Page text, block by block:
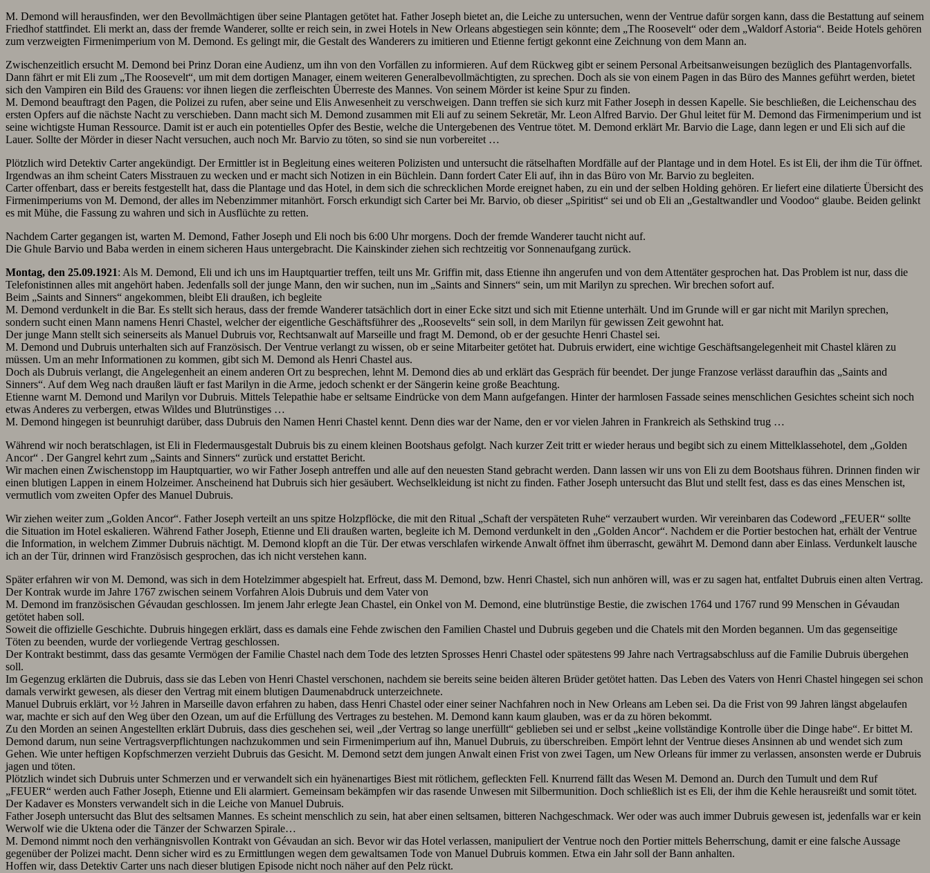
M. Demond will herausfinden, wer den Bevollmächtigen über seine Plantagen getötet hat. Father Joseph bietet an, die Leiche zu untersuchen, wenn der Ventrue dafür sorgen kann, dass die Bestattung auf seinem
Friedhof stattfindet. Eli merkt an, dass der fremde Wanderer, sollte er reich sein, in zwei Hotels in New Orleans abgestiegen sein könnte; dem „The Roosevelt“ oder dem „Waldorf Astoria“. Beide Hotels gehören
zum verzweigten Firmenimperium von M. Demond. Es gelingt mir, die Gestalt des Wanderers zu imitieren und Etienne fertigt gekonnt eine Zeichnung von dem Mann an.
Zwischenzeitlich ersucht M. Demond bei Prinz Doran eine Audienz, um ihn von den Vorfällen zu informieren. Auf dem Rückweg gibt er seinem Personal Arbeitsanweisungen bezüglich des Plantagenvorfalls.
Dann fährt er mit Eli zum „The Roosevelt“, um mit dem dortigen Manager, einem weiteren Generalbevollmächtigten, zu sprechen. Doch als sie von einem Pagen in das Büro des Mannes geführt werden, bietet
sich den Vampiren ein Bild des Grauens: vor ihnen liegen die zerfleischten Überreste des Mannes. Von seinem Mörder ist keine Spur zu finden.
M. Demond beauftragt den Pagen, die Polizei zu rufen, aber seine und Elis Anwesenheit zu verschweigen. Dann treffen sie sich kurz mit Father Joseph in dessen Kapelle. Sie beschließen, die Leichenschau des
ersten Opfers auf die nächste Nacht zu verschieben. Dann macht sich M. Demond zusammen mit Eli auf zu seinem Sekretär, Mr. Leon Alfred Barvio. Der Ghul leitet für M. Demond das Firmenimperium und ist
seine wichtigste Human Ressource. Damit ist er auch ein potentielles Opfer des Bestie, welche die Untergebenen des Ventrue tötet. M. Demond erklärt Mr. Barvio die Lage, dann legen er und Eli sich auf die
Lauer. Sollte der Mörder in dieser Nacht versuchen, auch noch Mr. Barvio zu töten, so sind sie nun vorbereitet …
Plötzlich wird Detektiv Carter angekündigt. Der Ermittler ist in Begleitung eines weiteren Polizisten und untersucht die rätselhaften Mordfälle auf der Plantage und in dem Hotel. Es ist Eli, der ihm die Tür öffnet.
Irgendwas an ihm scheint Caters Misstrauen zu wecken und er macht sich Notizen in ein Büchlein. Dann fordert Cater Eli auf, ihn in das Büro von Mr. Barvio zu begleiten.
Carter offenbart, dass er bereits festgestellt hat, dass die Plantage und das Hotel, in dem sich die schrecklichen Morde ereignet haben, zu ein und der selben Holding gehören. Er liefert eine dilatierte Übersicht des
Firmenimperiums von M. Demond, der alles im Nebenzimmer mitanhört. Forsch erkundigt sich Carter bei Mr. Barvio, ob dieser „Spiritist“ sei und ob Eli an „Gestaltwandler und Voodoo“ glaube. Beiden gelinkt
es mit Mühe, die Fassung zu wahren und sich in Ausflüchte zu retten.
Nachdem Carter gegangen ist, warten M. Demond, Father Joseph und Eli noch bis 6:00 Uhr morgens. Doch der fremde Wanderer taucht nicht auf.
Die Ghule Barvio und Baba werden in einem sicheren Haus untergebracht. Die Kainskinder ziehen sich rechtzeitig vor Sonnenaufgang zurück.
Montag, den 25.09.1921: Als M. Demond, Eli und ich uns im Hauptquartier treffen, teilt uns Mr. Griffin mit, dass Etienne ihn angerufen und von dem Attentäter gesprochen hat. Das Problem ist nur, dass die
Telefonistinnen alles mit angehört haben. Jedenfalls soll der junge Mann, den wir suchen, nun im „Saints and Sinners“ sein, um mit Marilyn zu sprechen. Wir brechen sofort auf.
Beim „Saints and Sinners“ angekommen, bleibt Eli draußen, ich begleite
M. Demond verdunkelt in die Bar. Es stellt sich heraus, dass der fremde Wanderer tatsächlich dort in einer Ecke sitzt und sich mit Etienne unterhält. Und im Grunde will er gar nicht mit Marilyn sprechen,
sondern sucht einen Mann namens Henri Chastel, welcher der eigentliche Geschäftsführer des „Roosevelts“ sein soll, in dem Marilyn für gewissen Zeit gewohnt hat.
Der junge Mann stellt sich seinerseits als Manuel Dubruis vor, Rechtsanwalt auf Marseille und fragt M. Demond, ob er der gesuchte Henri Chastel sei.
M. Demond und Dubruis unterhalten sich auf Französisch. Der Ventrue verlangt zu wissen, ob er seine Mitarbeiter getötet hat. Dubruis erwidert, eine wichtige Geschäftsangelegenheit mit Chastel klären zu
müssen. Um an mehr Informationen zu kommen, gibt sich M. Demond als Henri Chastel aus.
Doch als Dubruis verlangt, die Angelegenheit an einem anderen Ort zu besprechen, lehnt M. Demond dies ab und erklärt das Gespräch für beendet. Der junge Franzose verlässt daraufhin das „Saints and
Sinners“. Auf dem Weg nach draußen läuft er fast Marilyn in die Arme, jedoch schenkt er der Sängerin keine große Beachtung.
Etienne warnt M. Demond und Marilyn vor Dubruis. Mittels Telepathie habe er seltsame Eindrücke von dem Mann aufgefangen. Hinter der harmlosen Fassade seines menschlichen Gesichtes scheint sich noch
etwas Anderes zu verbergen, etwas Wildes und Blutrünstiges …
M. Demond hingegen ist beunruhigt darüber, dass Dubruis den Namen Henri Chastel kennt. Denn dies war der Name, den er vor vielen Jahren in Frankreich als Sethskind trug …
Während wir noch beratschlagen, ist Eli in Fledermausgestalt Dubruis bis zu einem kleinen Bootshaus gefolgt. Nach kurzer Zeit tritt er wieder heraus und begibt sich zu einem Mittelklassehotel, dem „Golden
Ancor“ . Der Gangrel kehrt zum „Saints and Sinners“ zurück und erstattet Bericht.
Wir machen einen Zwischenstopp im Hauptquartier, wo wir Father Joseph antreffen und alle auf den neuesten Stand gebracht werden. Dann lassen wir uns von Eli zu dem Bootshaus führen. Drinnen finden wir
einen blutigen Lappen in einem Holzeimer. Anscheinend hat Dubruis sich hier gesäubert. Wechselkleidung ist nicht zu finden. Father Joseph untersucht das Blut und stellt fest, dass es das eines Menschen ist,
vermutlich vom zweiten Opfer des Manuel Dubruis.
Wir ziehen weiter zum „Golden Ancor“. Father Joseph verteilt an uns spitze Holzpflöcke, die mit den Ritual „Schaft der verspäteten Ruhe“ verzaubert wurden. Wir vereinbaren das Codeword „FEUER“ sollte
die Situation im Hotel eskalieren. Während Father Joseph, Etienne und Eli draußen warten, begleite ich M. Demond verdunkelt in den „Golden Ancor“. Nachdem er die Portier bestochen hat, erhält der Ventrue
die Information, in welchem Zimmer Dubruis nächtigt. M. Demond klopft an die Tür. Der etwas verschlafen wirkende Anwalt öffnet ihm überrascht, gewährt M. Demond dann aber Einlass. Verdunkelt lausche
ich an der Tür, drinnen wird Französisch gesprochen, das ich nicht verstehen kann.
Später erfahren wir von M. Demond, was sich in dem Hotelzimmer abgespielt hat. Erfreut, dass M. Demond, bzw. Henri Chastel, sich nun anhören will, was er zu sagen hat, entfaltet Dubruis einen alten Vertrag.
Der Kontrak wurde im Jahre 1767 zwischen seinem Vorfahren Alois Dubruis und dem Vater von
M. Demond im französischen Gévaudan geschlossen. Im jenem Jahr erlegte Jean Chastel, ein Onkel von M. Demond, eine blutrünstige Bestie, die zwischen 1764 und 1767 rund 99 Menschen in Gévaudan
getötet haben soll.
Soweit die offizielle Geschichte. Dubruis hingegen erklärt, dass es damals eine Fehde zwischen den Familien Chastel und Dubruis gegeben und die Chatels mit den Morden begannen. Um das gegenseitige
Töten zu beenden, wurde der vorliegende Vertrag geschlossen.
Der Kontrakt bestimmt, dass das gesamte Vermögen der Familie Chastel nach dem Tode des letzten Sprosses Henri Chastel oder spätestens 99 Jahre nach Vertragsabschluss auf die Familie Dubruis übergehen
soll.
Im Gegenzug erklärten die Dubruis, dass sie das Leben von Henri Chastel verschonen, nachdem sie bereits seine beiden älteren Brüder getötet hatten. Das Leben des Vaters von Henri Chastel hingegen sei schon
damals verwirkt gewesen, als dieser den Vertrag mit einem blutigen Daumenabdruck unterzeichnete.
Manuel Dubruis erklärt, vor ½ Jahren in Marseille davon erfahren zu haben, dass Henri Chastel oder einer seiner Nachfahren noch in New Orleans am Leben sei. Da die Frist von 99 Jahren längst abgelaufen
war, machte er sich auf den Weg über den Ozean, um auf die Erfüllung des Vertrages zu bestehen. M. Demond kann kaum glauben, was er da zu hören bekommt.
Zu den Morden an seinen Angestellten erklärt Dubruis, dass dies geschehen sei, weil „der Vertrag so lange unerfüllt“ geblieben sei und er selbst „keine vollständige Kontrolle über die Dinge habe“. Er bittet M.
Demond darum, nun seine Vertragsverpflichtungen nachzukommen und sein Firmenimperium auf ihn, Manuel Dubruis, zu überschreiben. Empört lehnt der Ventrue dieses Ansinnen ab und wendet sich zum
Gehen. Wie unter heftigen Kopfschmerzen verzieht Dubruis das Gesicht. M. Demond setzt dem jungen Anwalt einen Frist von zwei Tagen, um New Orleans für immer zu verlassen, ansonsten werde er Dubruis
jagen und töten.
Plötzlich windet sich Dubruis unter Schmerzen und er verwandelt sich ein hyänenartiges Biest mit rötlichem, gefleckten Fell. Knurrend fällt das Wesen M. Demond an. Durch den Tumult und dem Ruf
„FEUER“ werden auch Father Joseph, Etienne und Eli alarmiert. Gemeinsam bekämpfen wir das rasende Unwesen mit Silbermunition. Doch schließlich ist es Eli, der ihm die Kehle herausreißt und somit tötet.
Der Kadaver es Monsters verwandelt sich in die Leiche von Manuel Dubruis.
Father Joseph untersucht das Blut des seltsamen Mannes. Es scheint menschlich zu sein, hat aber einen seltsamen, bitteren Nachgeschmack. Wer oder was auch immer Dubruis gewesen ist, jedenfalls war er kein
Werwolf wie die Uktena oder die Tänzer der Schwarzen Spirale…
M. Demond nimmt noch den verhängnisvollen Kontrakt von Gévaudan an sich. Bevor wir das Hotel verlassen, manipuliert der Ventrue noch den Portier mittels Beherrschung, damit er eine falsche Aussage
gegenüber der Polizei macht. Denn sicher wird es zu Ermittlungen wegen dem gewaltsamen Tode von Manuel Dubruis kommen. Etwa ein Jahr soll der Bann anhalten.
Hoffen wir, dass Detektiv Carter uns nach dieser blutigen Episode nicht noch näher auf den Pelz rückt.